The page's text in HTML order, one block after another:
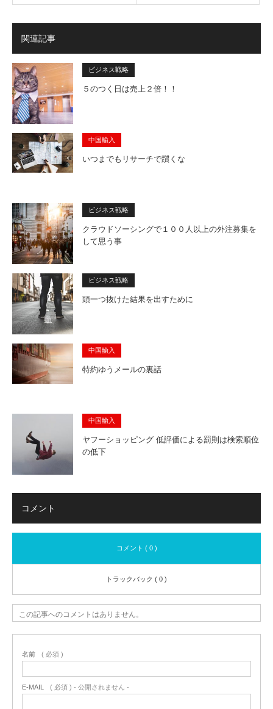
関連記事
ビジネス戦略
５のつく日は売上２倍！！
中国輸入
いつまでもリサーチで躓くな
ビジネス戦略
クラウドソーシングで１００人以上の外注募集を
して思う事
ビジネス戦略
頭一つ抜けた結果を出すために
中国輸入
特約ゆうメールの裏話
中国輸入
ヤフーショッピング 低評価による罰則は検索順位
の低下
コメント
コメント ( 0 )
トラックバック ( 0 )
この記事へのコメントはありません。
名前 ( 必須 )
E-MAIL ( 必須 ) - 公開されません -